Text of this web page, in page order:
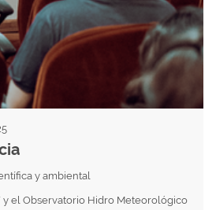
y ambiental
y el Observatorio Hidro Meteorológico